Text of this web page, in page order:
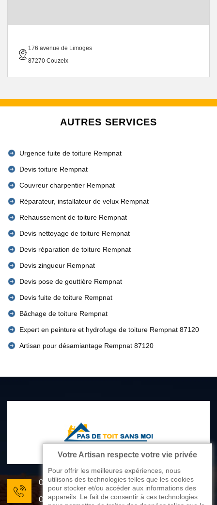
176 avenue de Limoges
87270 Couzeix
AUTRES SERVICES
Urgence fuite de toiture Rempnat
Devis toiture Rempnat
Couvreur charpentier Rempnat
Réparateur, installateur de velux Rempnat
Rehaussement de toiture Rempnat
Devis nettoyage de toiture Rempnat
Devis réparation de toiture Rempnat
Devis zingueur Rempnat
Devis pose de gouttière Rempnat
Devis fuite de toiture Rempnat
Bâchage de toiture Rempnat
Expert en peinture et hydrofuge de toiture Rempnat 87120
Artisan pour désamiantage Rempnat 87120
05 33 06 22 81
07 80 33 28 62
Votre Artisan respecte votre vie privée
Pour offrir les meilleures expériences, nous
utilisons des technologies telles que les cookies
pour stocker et/ou accéder aux informations des
appareils. Le fait de consentir à ces technologies